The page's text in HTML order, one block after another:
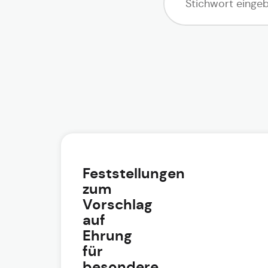
Feststellungen
zum
Vorschlag
auf
Ehrung
für